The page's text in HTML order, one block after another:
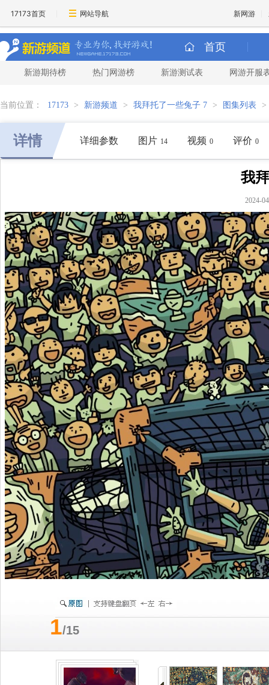
17173首页 网站导航 新网游
首页
新游期待榜 热门网游榜 新游测试表 网游开服
当前位置： 17173 > 新游频道 > 我拜托了一些兔子 7 > 图集列表 >
详情 详细参数 图片 14 视频 0 评价 0
我
2024-
1/15